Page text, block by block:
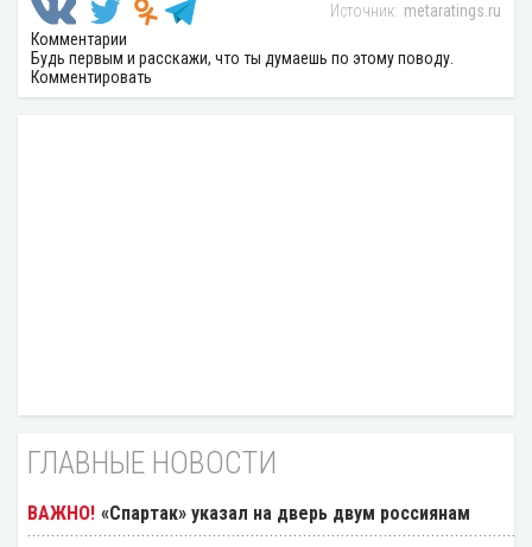
metaratings.ru
Комментарии
Будь первым и расскажи, что ты думаешь по этому поводу.
Комментировать
ГЛАВНЫЕ НОВОСТИ
«Спартак» указал на дверь двум россиянам